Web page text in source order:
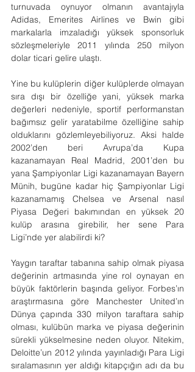
turnuvada oynuyor olmanın avantajıyla
Adidas, Emerites Airlines ve Bwin gibi
markalarla imzaladığı yüksek sponsorluk
sözleşmeleriyle 2011 yılında 250 milyon
dolar ticari gelire ulaştı.
Yine bu kulüplerin diğer kulüplerde olmayan
sıra dışı bir özelliğe yani, yüksek marka
değerleri nedeniyle, sportif performanstan
bağımsız gelir yaratabilme özelliğine sahip
olduklarını gözlemleyebiliyoruz. Aksi halde
2002’den beri Avrupa’da Kupa
kazanamayan Real Madrid, 2001’den bu
yana Şampiyonlar Ligi kazanamayan Bayern
Münih, bugüne kadar hiç Şampiyonlar Ligi
kazanamamış Chelsea ve Arsenal nasıl
Piyasa Değeri bakımından en yüksek 20
kulüp arasına girebilir, her sene Para
Ligi’nde yer alabilirdi ki?
Yaygın taraftar tabanına sahip olmak piyasa
değerinin artmasında yine rol oynayan en
büyük faktörlerin başında geliyor. Forbes’ın
araştırmasına göre Manchester United’ın
Dünya çapında 330 milyon taraftara sahip
olması, kulübün marka ve piyasa değerinin
sürekli yükselmesine neden oluyor. Nitekim,
Deloitte’un 2012 yılında yayınladığı Para Ligi
sıralamasının yer aldığı kitapçığın adı da bu